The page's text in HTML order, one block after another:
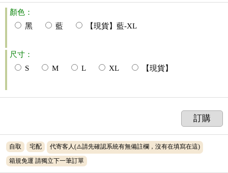
顏色：
黑
藍 【現貨】藍-XL
尺寸：
S
M L XL 【現貨】
訂購
自取 宅配
代寄客人(⚠️請先確認系統有無備註欄，沒有在填寫在這)
箱規免運 請獨立下一筆訂單